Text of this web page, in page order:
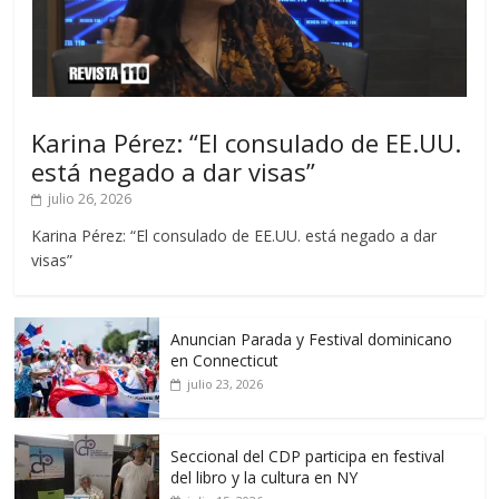
Karina Pérez: “El consulado de EE.UU.
está negado a dar visas”
julio 26, 2026
Karina Pérez: “El consulado de EE.UU. está negado a dar
visas”
Anuncian Parada y Festival dominicano
en Connecticut
julio 23, 2026
Seccional del CDP participa en festival
del libro y la cultura en NY